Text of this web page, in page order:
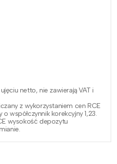
netto, nie zawierają VAT i
z wykorzystaniem cen RCE
współczynnik korekcyjny 1,23.
wysokość depozytu